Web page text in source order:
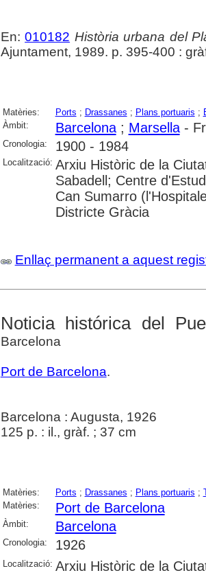
En:010182 Història urbana del
Ajuntament, 1989. p. 395-400 :
Matèries: Ports ; Drassanes ; Plans portuaris ;
Àmbit:
Barcelona; Marsella-
Cronologia: 1900 - 1984
Localització: Arxiu Històric de la
Sabadell; Centre
Can Sumarro
Districte Gràcia
Enllaç permanent a aquest
Noticia histórica del
Barcelona
Port de Barcelona.
Barcelona : Augusta, 1926
125 p. : il., gràf. ; 37 cm
Matèries: Ports ; Drassanes ; Plans portuaris ;
Matèries:
Port de Barcelona
Àmbit: Barcelona
Cronologia: 1926
Localització: Arxiu Històric de la